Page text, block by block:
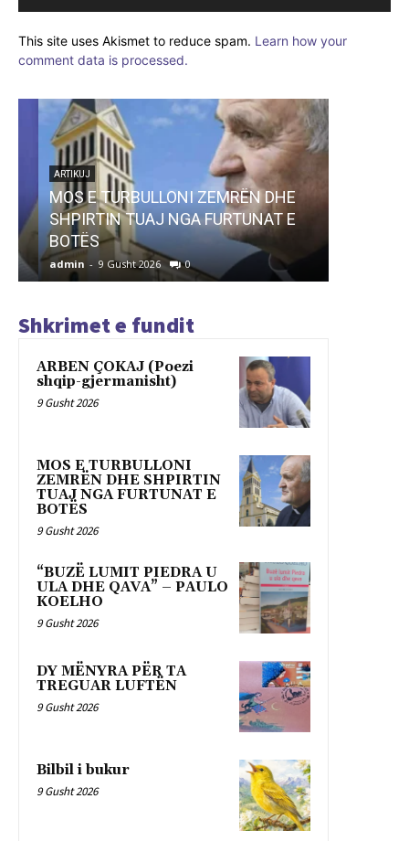
This site uses Akismet to reduce spam. Learn how your
comment data is processed.
ARTIKUJ
MOS E TURBULLONI ZEMRËN DHE
SHPIRTIN TUAJ NGA FURTUNAT E
BOTËS
admin - 9 Gusht 2026 0
Shkrimet e fundit
ARBEN ÇOKAJ (Poezi
shqip-gjermanisht)
9 Gusht 2026
MOS E TURBULLONI
ZEMRËN DHE SHPIRTIN
TUAJ NGA FURTUNAT E
BOTËS
9 Gusht 2026
“BUZË LUMIT PIEDRA U
ULA DHE QAVA” – PAULO
KOELHO
9 Gusht 2026
DY MËNYRA PËR TA
TREGUAR LUFTËN
9 Gusht 2026
Bilbil i bukur
9 Gusht 2026